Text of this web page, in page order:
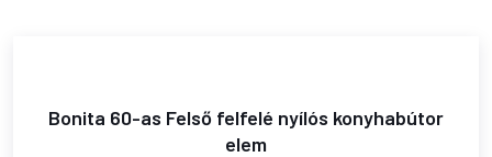
Bonita 60-as Felső felfelé nyílós konyhabútor
elem